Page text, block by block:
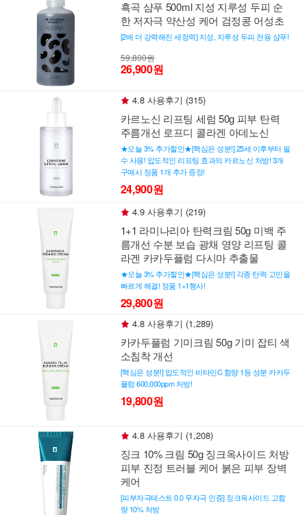
흑곡 샴푸 500ml 지성 지루성 두피 순
한 저자극 약산성 케어 검정콩 어성초
[2배 더 강력해진 세정력] 지성, 지루성 두피 전용 샴푸!
59,800원
26,900원
4.8 사용후기 (315)
카르노신 리프팅 세럼 50g 피부 탄력
주름개선 로프디 콜라겐 아데노신
★오늘 3% 추가할인★[핵심은 성분!] 25세 이후부터 필
수 사용! 압도적인 리프팅 효과의 카르노신 처방! 3개
구매시 정품 1개 추가 증정!
24,900원
4.9 사용후기 (219)
1+1 라미나리아 탄력크림 50g 미백 주
름개선 수분 보습 광채 영양 리프팅 콜
라겐 카카두플럼 다시마 추출물
★오늘 3% 추가할인★[핵심은 성분!] 각종 탄력 고민을
빠르게 해결! 정품 1+1행사!
29,800원
4.8 사용후기 (1,289)
카카두플럼 기미크림 50g 기미 잡티 색
소침착 개선
[핵심은 성분!] 압도적인 비타민C 함량 1등 성분 카카두
플럼 600,000ppm 처방!
19,800원
4.8 사용후기 (1,208)
징크 10% 크림 50g 징크옥사이드 처방
피부 진정 트러블 케어 붉은 피부 장벽
케어
[피부자극테스트 0.0 무자극 인증] 징크옥사이드 고함
량 10% 처방